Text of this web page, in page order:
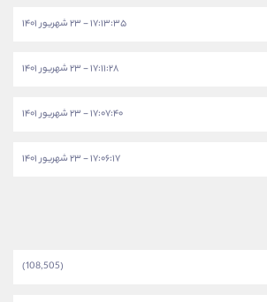
۱۷:۱۳:۳۵ - ۲۳ شهریور ۱۴۰۱
۱۷:۱۱:۲۸ - ۲۳ شهریور ۱۴۰۱
۱۷:۰۷:۴۰ - ۲۳ شهریور ۱۴۰۱
۱۷:۰۶:۱۷ - ۲۳ شهریور ۱۴۰۱
(108,505)